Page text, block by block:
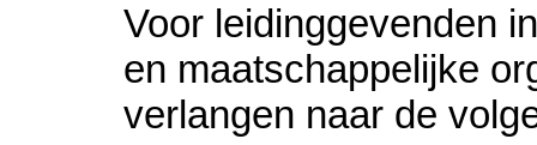
Voor leidinggevenden
en maatschappelijke
verlangen naar de